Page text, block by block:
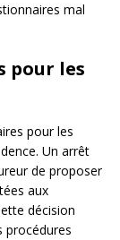
mal
pour les
pour les
Un arrêt
de proposer
aux
décision
procédures